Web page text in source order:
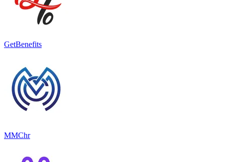
GetBenefits
MMChr